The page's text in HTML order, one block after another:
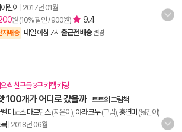
린이
2017년 01월
원 (10% 할인 / 900원) 9.4
자배송 내일 아침 7시 출근전 배송 변경
싹 친구들 3구 키캡 키링
100개가 어디로 갔을까-토토의 그림책
미뇨스 마르틴스(지은이), 야라 코누(그림), 홍연미 (옮긴이)
| 2018년 06월